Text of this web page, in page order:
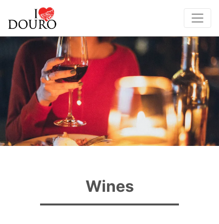
Wines